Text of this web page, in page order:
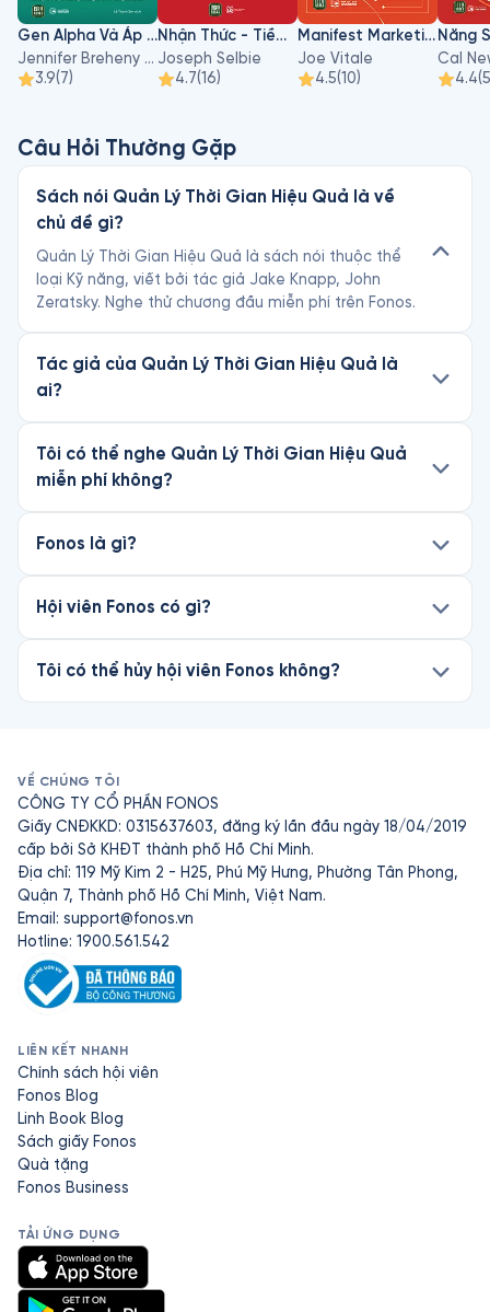
Gen Alpha Và Áp Lực Thành Tích
Jennifer Breheny Wallace
3.9(7)
Nhận Thức - Tiềm Thức - Siêu Thức
Joseph Selbie
4.7(16)
Manifest Marketing
Joe Vitale
4.5(10)
Cal
4.4(5
Câu Hỏi Thường Gặp
Sách nói Quản Lý Thời Gian Hiệu Quả là về
chủ đề gì?
Quản Lý Thời Gian Hiệu Quả là sách nói thuộc thể
loại Kỹ năng, viết bởi tác giả Jake Knapp, John
Zeratsky. Nghe thử chương đầu miễn phí trên Fonos.
Tác giả của Quản Lý Thời Gian Hiệu Quả là
ai?
Tôi có thể nghe Quản Lý Thời Gian Hiệu Quả
miễn phí không?
Fonos là gì?
Hội viên Fonos có gì?
Tôi có thể hủy hội viên Fonos không?
VỀ CHÚNG TÔI
CÔNG TY CỔ PHẦN FONOS
Giấy CNĐKKD: 0315637603, đăng ký lần đầu ngày 18/04/2019
cấp bởi Sở KHĐT thành phố Hồ Chí Minh.
Địa chỉ: 119 Mỹ Kim 2 - H25, Phú Mỹ Hưng, Phường Tân Phong,
Quận 7, Thành phố Hồ Chí Minh, Việt Nam.
Email: support@fonos.vn
Hotline: 1900.561.542
LIÊN KẾT NHANH
Chính sách hội viên
Fonos Blog
Linh Book Blog
Sách giấy Fonos
Quà tặng
Fonos Business
TẢI ỨNG DỤNG